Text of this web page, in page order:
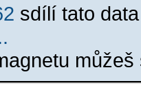
sdílí tato